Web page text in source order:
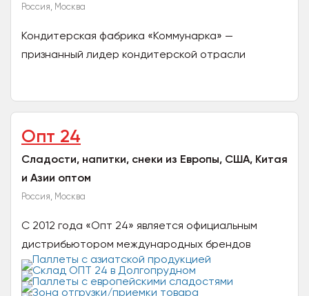
Россия, Москва
Кондитерская фабрика «Коммунарка» —
признанный лидер кондитерской отрасли
Опт 24
Сладости, напитки, снеки из Европы, США, Китая
и Азии оптом
Россия, Москва
С 2012 года «Опт 24» является официальным
дистрибьютором международных брендов
(включая Milka, Kinder, Coca-Cola) на территории
России и СНГ. Наша...